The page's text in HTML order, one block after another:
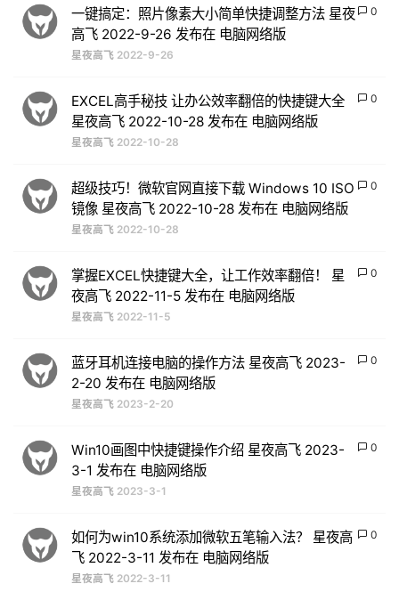
0
一键搞定：照片像素大小简单快捷调整方法 星夜
高飞 2022-9-26 发布在 电脑网络版
星夜高飞 2022-9-26
0
EXCEL高手秘技 让办公效率翻倍的快捷键大全
星夜高飞 2022-10-28 发布在 电脑网络版
星夜高飞 2022-10-28
0
超级技巧！微软官网直接下载 Windows 10 ISO
镜像 星夜高飞 2022-10-28 发布在 电脑网络版
星夜高飞 2022-10-28
0
掌握EXCEL快捷键大全，让工作效率翻倍！ 星
夜高飞 2022-11-5 发布在 电脑网络版
星夜高飞 2022-11-5
0
蓝牙耳机连接电脑的操作方法 星夜高飞 2023-
2-20 发布在 电脑网络版
星夜高飞 2023-2-20
0
Win10画图中快捷键操作介绍 星夜高飞 2023-
3-1 发布在 电脑网络版
星夜高飞 2023-3-1
0
如何为win10系统添加微软五笔输入法？ 星夜高
飞 2022-3-11 发布在 电脑网络版
星夜高飞 2022-3-11